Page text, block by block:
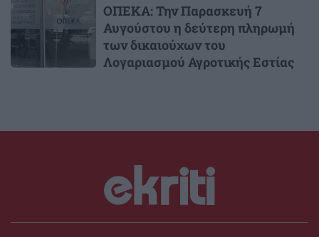
ΟΠΕΚΑ: Την Παρασκευή 7
Αυγούστου η δεύτερη πληρωμή
των δικαιούχων του
Λογαριασμού Αγροτικής Εστίας